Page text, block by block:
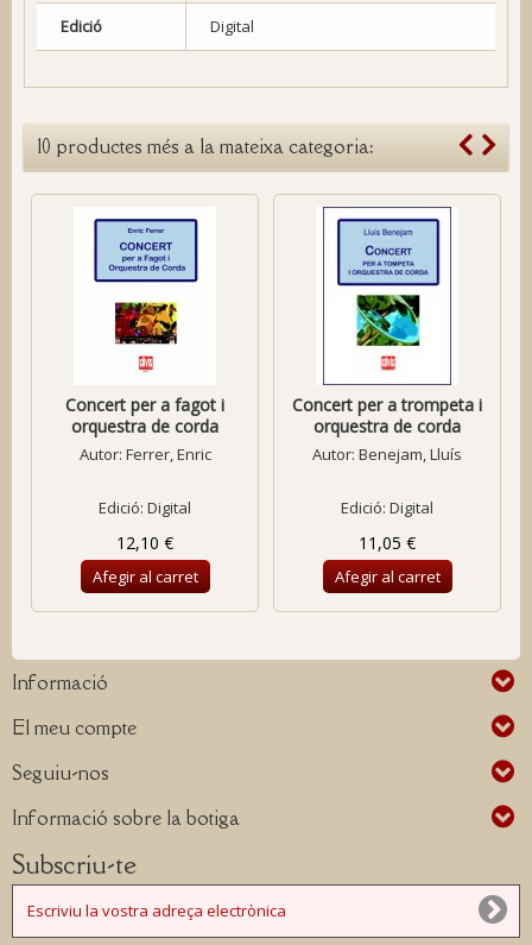
Edició Digital
10 productes més a la mateixa categoria:
Concert per a fagot i
orquestra de corda
Autor: Ferrer, Enric
Edició: Digital
12,10 €
Afegir al carret
Concert per a trompeta i
orquestra de corda
Autor: Benejam, Lluís
Edició: Digital
11,05 €
Afegir al carret
Informació
El meu compte
Seguiu-nos
Informació sobre la botiga
Subscriu-te